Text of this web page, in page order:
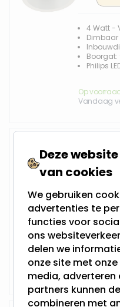
4 Watt -
Dimbaar
Boorgat:
Philips
Op
Vandaag
4 Watt -
Dimbaar
Boorgat:
Philips
Op
Vandaag
Deze
van cookies
We gebruiken
advertenties te
functies voor
ons
delen we
onze site met
media, adverteren
partners kunnen
combineren met